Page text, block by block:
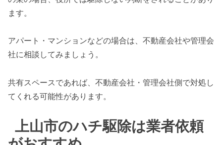
ます。
アパート・マンションなどの場合は、不動産会社や管理会
社に相談してみましょう。
共有スペースであれば、不動産会社・管理会社側で対処し
てくれる可能性があります。
上山市のハチ駆除は業者依頼